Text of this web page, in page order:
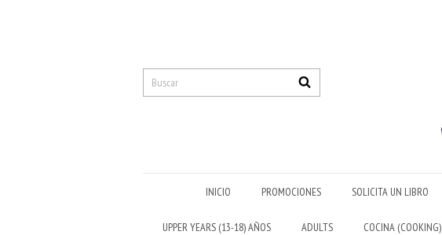
INICIO PROMOCIONES SOLICITA UN LIBRO
UPPER YEARS (13-18) AÑOS ADULTS COCINA (COOKING)